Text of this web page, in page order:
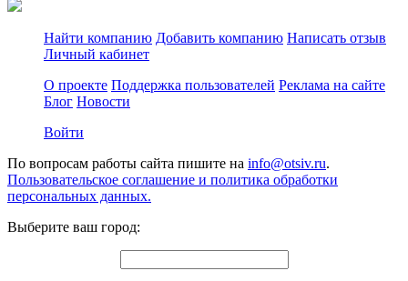
Найти компанию Добавить компанию Написать отзыв
Личный кабинет
О проекте Поддержка пользователей Реклама на сайте
Блог Новости
Войти
По вопросам работы сайта пишите на info@otsiv.ru.
Пользовательское соглашение и политика обработки
персональных данных.
Выберите ваш город: